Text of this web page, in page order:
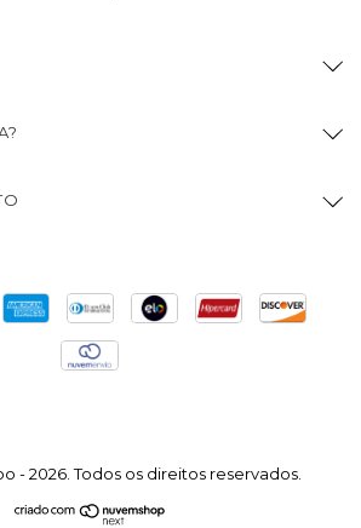
- 2026. Todos os direitos reservados.